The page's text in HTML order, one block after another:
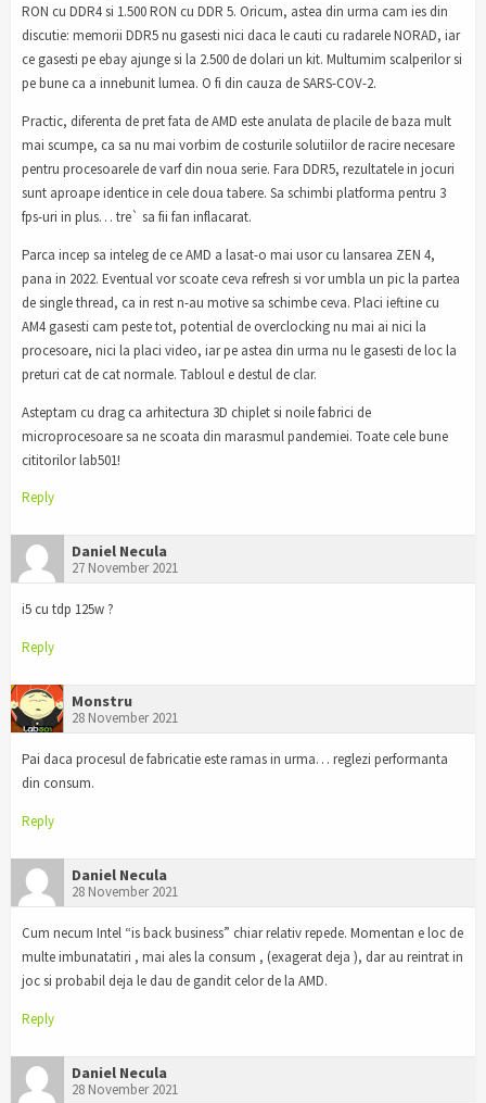
RON cu DDR4 si 1.500 RON cu DDR 5. Oricum, astea din urma cam ies din
discutie: memorii DDR5 nu gasesti nici daca le cauti cu radarele NORAD, iar
ce gasesti pe ebay ajunge si la 2.500 de dolari un kit. Multumim scalperilor si
pe bune ca a innebunit lumea. O fi din cauza de SARS-COV-2.
Practic, diferenta de pret fata de AMD este anulata de placile de baza mult
mai scumpe, ca sa nu mai vorbim de costurile solutiilor de racire necesare
pentru procesoarele de varf din noua serie. Fara DDR5, rezultatele in jocuri
sunt aproape identice in cele doua tabere. Sa schimbi platforma pentru 3
fps-uri in plus… tre` sa fii fan inflacarat.
Parca incep sa inteleg de ce AMD a lasat-o mai usor cu lansarea ZEN 4,
pana in 2022. Eventual vor scoate ceva refresh si vor umbla un pic la partea
de single thread, ca in rest n-au motive sa schimbe ceva. Placi ieftine cu
AM4 gasesti cam peste tot, potential de overclocking nu mai ai nici la
procesoare, nici la placi video, iar pe astea din urma nu le gasesti de loc la
preturi cat de cat normale. Tabloul e destul de clar.
Asteptam cu drag ca arhitectura 3D chiplet si noile fabrici de
microprocesoare sa ne scoata din marasmul pandemiei. Toate cele bune
cititorilor lab501!
Reply
Daniel Necula
27 November 2021
i5 cu tdp 125w ?
Reply
Monstru
28 November 2021
Pai daca procesul de fabricatie este ramas in urma… reglezi performanta
din consum.
Reply
Daniel Necula
28 November 2021
Cum necum Intel “is back business” chiar relativ repede. Momentan e loc de
multe imbunatatiri , mai ales la consum , (exagerat deja ), dar au reintrat in
joc si probabil deja le dau de gandit celor de la AMD.
Reply
Daniel Necula
28 November 2021